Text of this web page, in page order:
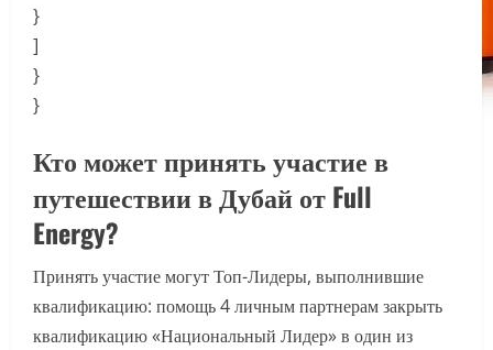
}
]
}
}
Кто может принять участие в
путешествии в Дубай от Full
Energy?
Принять участие могут Топ-Лидеры, выполнившие
квалификацию: помощь 4 личным партнерам закрыть
квалификацию «Национальный Лидер» в один из